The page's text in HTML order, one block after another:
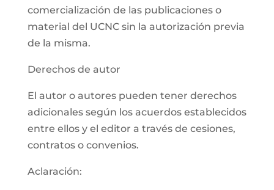
comercialización de las publicaciones o
material del UCNC sin la autorización previa
de la misma.
Derechos de autor
El autor o autores pueden tener derechos
adicionales según los acuerdos establecidos
entre ellos y el editor a través de cesiones,
contratos o convenios.
Aclaración: